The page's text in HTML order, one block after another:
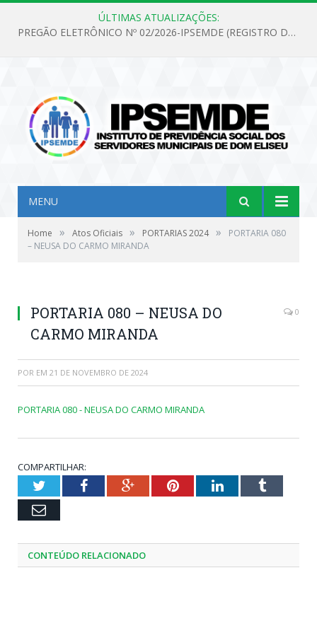
ÚLTIMAS ATUALIZAÇÕES:
PREGÃO ELETRÔNICO Nº 02/2026-IPSEMDE (REGISTRO DE PREÇOS PARA FUTURA E EVENTUAL AQUISIÇÃO DE MATERIAL DE LIMPEZA E GÊNEROS ALIMENTÍCIOS PARA ATENDER AS NECESSIDADES DO INSTITUTO DE PREVIDÊNCIA SOCIAL DOS SERVIDORES MUNICIPAIS DE DOM ELISEU.)
MENU
Home » Atos Oficiais » PORTARIAS 2024 »
PORTARIA 080
– NEUSA DO CARMO MIRANDA
PORTARIA 080 – NEUSA DO
CARMO MIRANDA
0
POR EM 21 DE NOVEMBRO DE 2024
PORTARIA 080 - NEUSA DO CARMO MIRANDA
COMPARTILHAR:
TwitterFacebookGoogle+PinterestLinkedInTumblr
Email
CONTEÚDO RELACIONADO